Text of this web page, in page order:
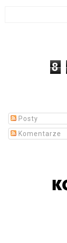
8
Posty
Komentarze